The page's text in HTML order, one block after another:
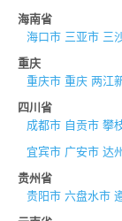
海南省
海口市 三亚市 三
重庆
重庆市 重庆 两江
四川省
成都市 自贡市 攀
宜宾市 广安市 达
贵州省
贵阳市 六盘水市